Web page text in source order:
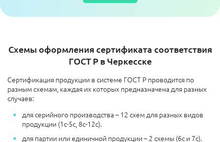
Схемы оформления сертификата соответствия
ГОСТ Р в Черкесске
Сертификация продукции в системе ГОСТ Р проводится по
разным схемам, каждая их которых предназначена для разных
случаев:
для серийного производства – 12 схем для разных видов
продукции (1с-5с, 8с-12с).
для партии или единичной продукции – 2 схемы (6с и 7с).